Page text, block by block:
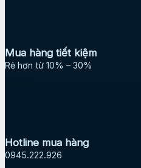
Mua hàng tiết kiệm
Rẻ hơn từ 10% – 30%
Hotline mua hàng
0945.222.926